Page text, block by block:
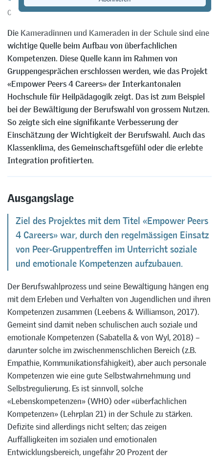
Claudia Schellenberg,Patrizia Röösli&Annette Krauss
Die Kameradinnen und Kameraden in der Schule sind eine
wichtige Quelle beim Aufbau von überfachlichen
Kompetenzen. Diese Quelle kann im Rahmen von
Gruppengesprächen erschlossen werden, wie das Projekt
«Empower Peers 4 Careers» der Interkantonalen
Hochschule für Heilpädagogik zeigt. Das ist zum Beispiel
bei der Bewältigung der Berufswahl von grossem Nutzen.
So zeigte sich eine signifikante Verbesserung der
Einschätzung der Wichtigkeit der Berufswahl. Auch das
Klassenklima, des Gemeinschaftsgefühl oder die erlebte
Integration profitierten.
Ausgangslage
Ziel des Projektes mit dem Titel «Empower Peers
4 Careers» war, durch den regelmässigen Einsatz
von Peer-Gruppentreffen im Unterricht soziale
und emotionale Kompetenzen aufzubauen.
Der Berufswahlprozess und seine Bewältigung hängen eng
mit dem Erleben und Verhalten von Jugendlichen und ihren
Kompetenzen zusammen (Leebens & Williamson, 2017).
Gemeint sind damit neben schulischen auch soziale und
emotionale Kompetenzen (Sabatella & von Wyl, 2018) –
darunter solche im zwischenmenschlichen Bereich (z.B.
Empathie, Kommunikationsfähigkeit), aber auch personale
Kompetenzen wie eine gute Selbstwahrnehmung und
Selbstregulierung. Es ist sinnvoll, solche
«Lebenskompetenzen» (WHO) oder «überfachlichen
Kompetenzen» (Lehrplan 21) in der Schule zu stärken.
Defizite sind allerdings nicht selten; das zeigen
Auffälligkeiten im sozialen und emotionalen
Entwicklungsbereich, ungefähr 20 Prozent der